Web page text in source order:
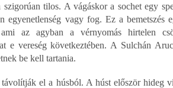
tilos. A vágáskor a sochet egy
vagy fog. Ez a bemetszés
az agyban a vérnyomás hirtelen
e vereség következtében. A Sulchán
be kell tartania.
el a húsból. A húst először hideg